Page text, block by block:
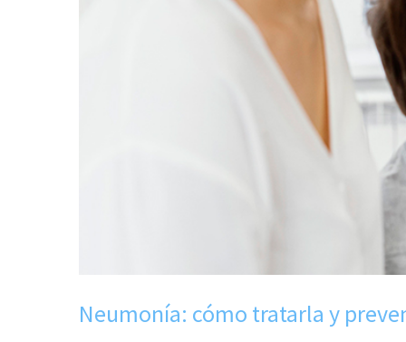
Neumonía: cómo tratarla y